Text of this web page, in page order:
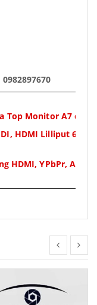
Top Monitor A7 cổng
HDMI Lilliput
HDMI, YPbPr, AV